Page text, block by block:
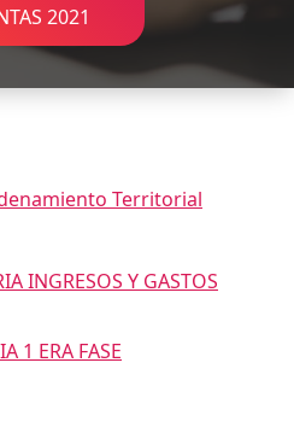
2021
Territorial
INGRESOS Y GASTOS
1 ERA FASE